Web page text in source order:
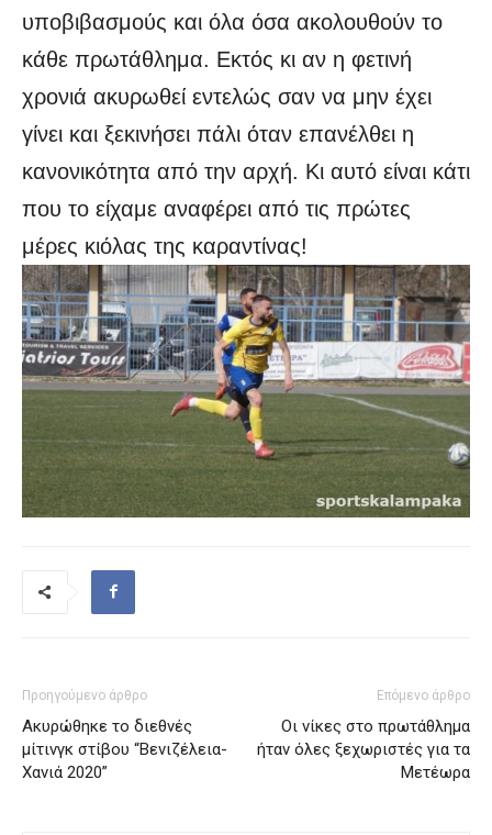
υποβιβασμούς και όλα όσα ακολουθούν το
κάθε πρωτάθλημα. Εκτός κι αν η φετινή
χρονιά ακυρωθεί εντελώς σαν να μην έχει
γίνει και ξεκινήσει πάλι όταν επανέλθει η
κανονικότητα από την αρχή. Κι αυτό είναι κάτι
που το είχαμε αναφέρει από τις πρώτες
μέρες κιόλας της καραντίνας!
Προηγούμενο άρθρο
Ακυρώθηκε το διεθνές
μίτινγκ στίβου “Βενιζέλεια-
Χανιά 2020”
Επόμενο άρθρο
Οι νίκες στο πρωτάθλημα
ήταν όλες ξεχωριστές για τα
Μετέωρα